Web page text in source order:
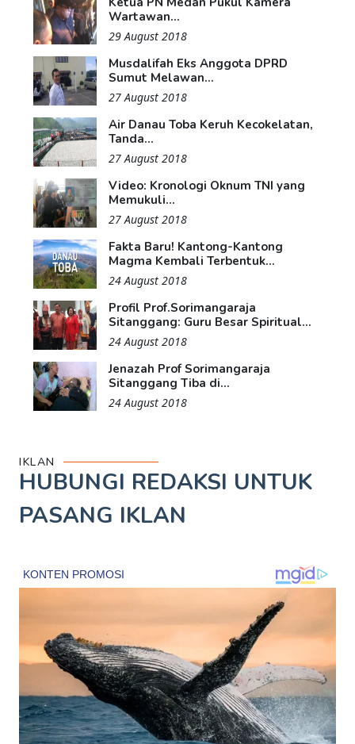
Wartawan...
29 August 2018
Musdalifah Eks Anggota DPRD
Sumut Melawan...
27 August 2018
Air Danau Toba Keruh Kecokelatan,
Tanda...
27 August 2018
Video: Kronologi Oknum TNI yang
Memukuli...
27 August 2018
Fakta Baru! Kantong-Kantong
Magma Kembali Terbentuk...
24 August 2018
Profil Prof.Sorimangaraja
Sitanggang: Guru Besar Spiritual...
24 August 2018
Jenazah Prof Sorimangaraja
Sitanggang Tiba di...
24 August 2018
IKLAN
HUBUNGI REDAKSI UNTUK
PASANG IKLAN